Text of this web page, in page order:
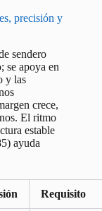
precisión y
sendero
se apoya en
y las
crece,
El ritmo
estable
ayuda
Requisito